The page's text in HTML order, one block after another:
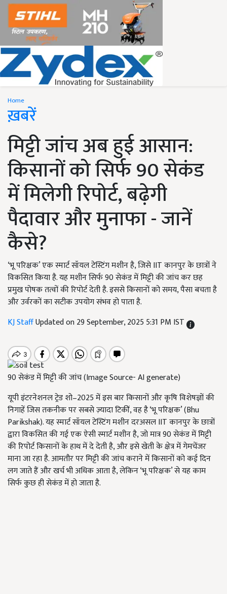
Home
ख़बरें
मिट्टी जांच अब हुई आसान:
किसानों को सिर्फ 90 सेकंड
में मिलेगी रिपोर्ट, बढ़ेगी
पैदावार और मुनाफा - जानें
कैसे?
‘भू परिक्षक’ एक स्मार्ट सॉयल टेस्टिंग मशीन है, जिसे IIT कानपुर के छात्रों ने
विकसित किया है. यह मशीन सिर्फ 90 सेकंड में मिट्टी की जांच कर छह
प्रमुख पोषक तत्वों की रिपोर्ट देती है. इससे किसानों को समय, पैसा बचता है
और उर्वरकों का सटीक उपयोग संभव हो पाता है.
KJ StaffUpdated on 29 September, 2025 5:31 PM IST
90 सेकंड में मिट्टी की जांच (Image Source- AI generate)
यूपी इंटरनेशनल ट्रेड शो–2025 में इस बार किसानों और कृषि विशेषज्ञों की
निगाहें जिस तकनीक पर सबसे ज़्यादा टिकीं, वह है ‘भू परिक्षक’ (Bhu
Parikshak). यह स्मार्ट सॉयल टेस्टिंग मशीन दरअसल IIT कानपुर के छात्रों
द्वारा विकसित की गई एक ऐसी स्मार्ट मशीन है, जो मात्र 90 सेकंड में मिट्टी
की रिपोर्ट किसानों के हाथ में दे देती है, और इसे खेती के क्षेत्र में गेमचेंजर
माना जा रहा है. आमतौर पर मिट्टी की जांच कराने में किसानों को कई दिन
लग जाते हैं और खर्च भी अधिक आता है, लेकिन ‘भू परिक्षक’ से यह काम
सिर्फ कुछ ही सेकंड में हो जाता है.